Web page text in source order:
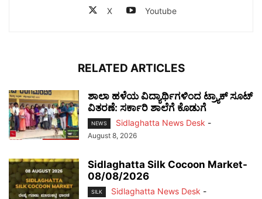
X Youtube
RELATED ARTICLES
ಶಾಲಾ ಹಳೆಯ ವಿದ್ಯಾರ್ಥಿಗಳಿಂದ ಟ್ರ್ಯಾಕ್‌ ಸೂಟ್
ವಿತರಣೆ: ಸರ್ಕಾರಿ ಶಾಲೆಗೆ ಕೊಡುಗೆ
NEWS Sidlaghatta News Desk -
August 8, 2026
Sidlaghatta Silk Cocoon Market-
08/08/2026
SILK Sidlaghatta News Desk -